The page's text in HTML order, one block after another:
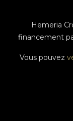
Hemeria
financement
Vous pouvez